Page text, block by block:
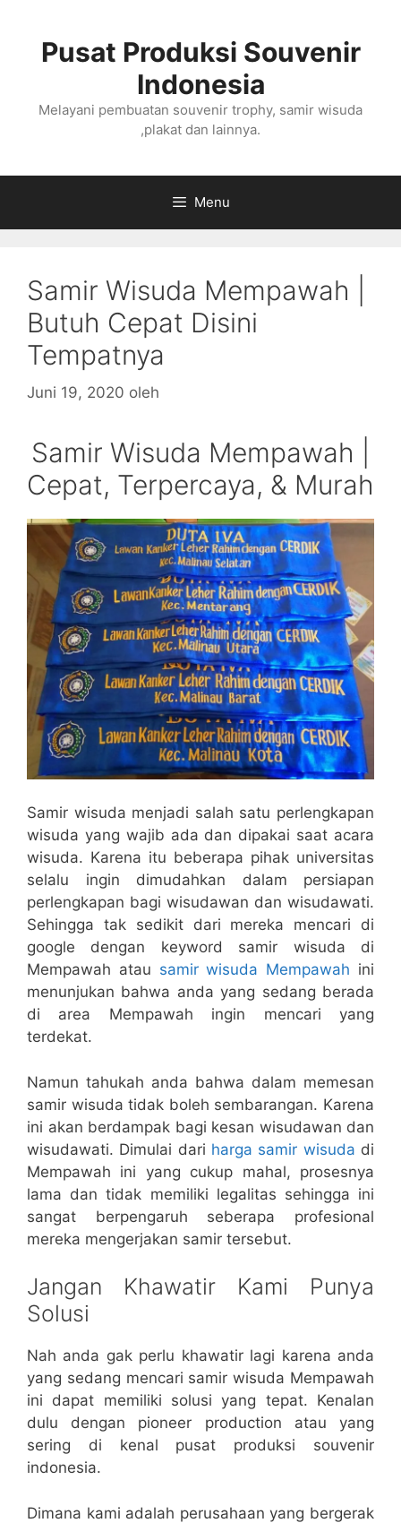
Pusat Produksi Souvenir
Indonesia
Melayani pembuatan souvenir trophy, samir wisuda
,plakat dan lainnya.
Menu
Samir Wisuda Mempawah |
Butuh Cepat Disini
Tempatnya
Juni 19, 2020 oleh
Samir Wisuda Mempawah |
Cepat, Terpercaya, & Murah
Samir wisuda menjadi salah satu perlengkapan
wisuda yang wajib ada dan dipakai saat acara
wisuda. Karena itu beberapa pihak universitas
selalu ingin dimudahkan dalam persiapan
perlengkapan bagi wisudawan dan wisudawati.
Sehingga tak sedikit dari mereka mencari di
google dengan keyword samir wisuda di
Mempawah atau samir wisuda Mempawah ini
menunjukan bahwa anda yang sedang berada
di area Mempawah ingin mencari yang
terdekat.
Namun tahukah anda bahwa dalam memesan
samir wisuda tidak boleh sembarangan. Karena
ini akan berdampak bagi kesan wisudawan dan
wisudawati. Dimulai dari harga samir wisuda di
Mempawah ini yang cukup mahal, prosesnya
lama dan tidak memiliki legalitas sehingga ini
sangat berpengaruh seberapa profesional
mereka mengerjakan samir tersebut.
Jangan Khawatir Kami Punya
Solusi
Nah anda gak perlu khawatir lagi karena anda
yang sedang mencari samir wisuda Mempawah
ini dapat memiliki solusi yang tepat. Kenalan
dulu dengan pioneer production atau yang
sering di kenal pusat produksi souvenir
indonesia.
Dimana kami adalah perusahaan yang bergerak